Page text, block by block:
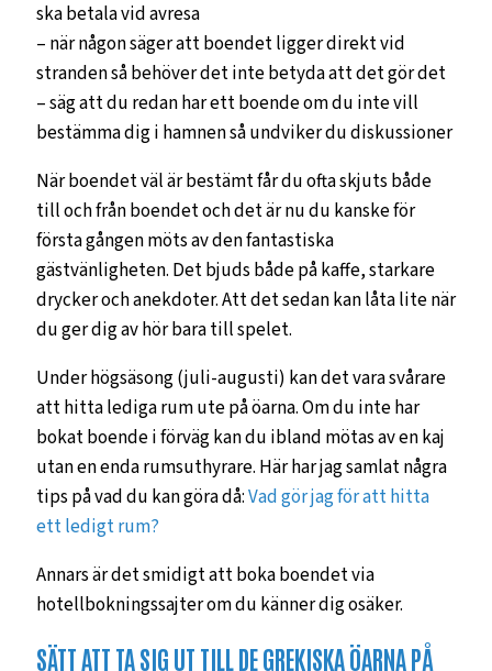
ska betala vid avresa
– när någon säger att boendet ligger direkt vid
stranden så behöver det inte betyda att det gör det
– säg att du redan har ett boende om du inte vill
bestämma dig i hamnen så undviker du diskussioner
När boendet väl är bestämt får du ofta skjuts både
till och från boendet och det är nu du kanske för
första gången möts av den fantastiska
gästvänligheten. Det bjuds både på kaffe, starkare
drycker och anekdoter. Att det sedan kan låta lite när
du ger dig av hör bara till spelet.
Under högsäsong (juli-augusti) kan det vara svårare
att hitta lediga rum ute på öarna. Om du inte har
bokat boende i förväg kan du ibland mötas av en kaj
utan en enda rumsuthyrare. Här har jag samlat några
tips på vad du kan göra då:Vad gör jag för att hitta
ett ledigt rum?
Annars är det smidigt att boka boendet via
hotellbokningssajter om du känner dig osäker.
SÄTT ATT TA SIG UT TILL DE GREKISKA ÖARNA PÅ